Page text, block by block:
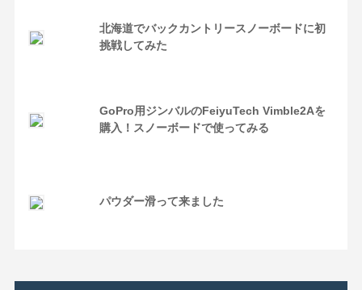
北海道でバックカントリースノーボードに初
挑戦してみた
GoPro用ジンバルのFeiyuTech Vimble2Aを
購入！スノーボードで使ってみる
パウダー滑って来ました